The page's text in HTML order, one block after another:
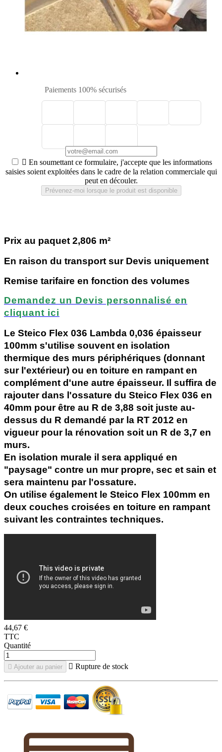
Paiements 100% sécurisés
 En soumettant ce formulaire, j'accepte que les informations
saisies soient exploitées dans le cadre de la relation commerciale qui
peut en découler.
Prévenez-moi lorsque le produit est disponible
Prix au paquet 2,806 m²
En raison du transport sur Devis uniquement
Remise tarifaire en fonction des volumes
Demandez un Devis personnalisé en
cliquant ici
Le Steico Flex 036 Lambda 0,036 épaisseur
100mm s'utilise souvent en isolation
thermique des murs périphériques (donnant
sur l'extérieur) ou en toiture en rampant en
complément d'une autre épaisseur. Il suffira de
rajouter dans l'ossature du Steico Flex 036 en
40mm pour être au R de 3,88 soit juste au-
dessus du R demandé par la RT 2012 en
vigueur pour la rénovation soit un R de 3,7 en
murs.
En isolation murale il sera appliqué en
"paysage" contre un mur propre, sec et sain et
sera maintenu par l'ossature.
On utilise également le Steico Flex 100mm en
deux couches croisées en toiture en rampant
suivant les contraintes techniques.
44,67 €
TTC
Quantité
 Ajouter au panier  Rupture de stock